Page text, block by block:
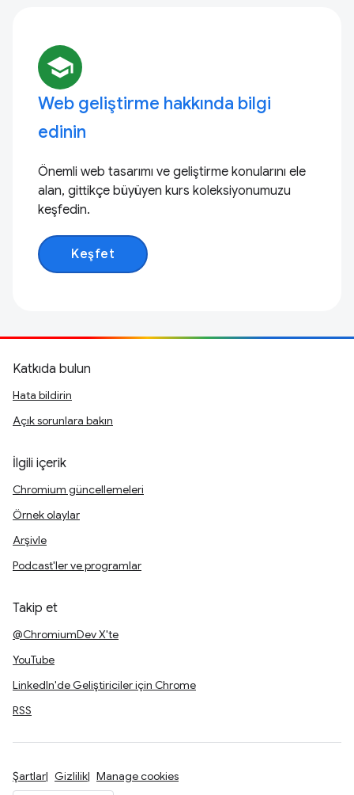
school
Web geliştirme hakkında bilgi
edinin
Önemli web tasarımı ve geliştirme konularını ele
alan, gittikçe büyüyen kurs koleksiyonumuzu
keşfedin.
Keşfet
Katkıda bulun
Hata bildirin
Açık sorunlara bakın
İlgili içerik
Chromium güncellemeleri
Örnek olaylar
Arşivle
Podcast'ler ve programlar
Takip et
@ChromiumDev X'te
YouTube
LinkedIn'de Geliştiriciler için Chrome
RSS
Şartlar Gizlilik Manage cookies